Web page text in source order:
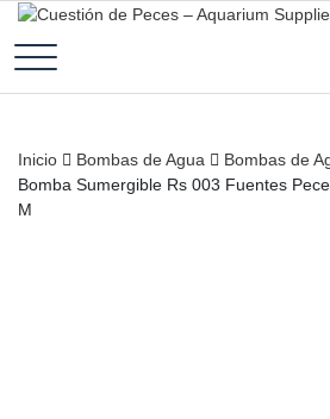
Cuestión de Peces
Aquarium
Inicio Bombas de Agua
Bombas de
Bomba Sumergible Rs 003 Fuentes
M